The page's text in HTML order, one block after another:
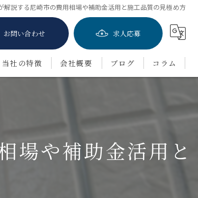
解説する尼崎市の費用相場や補助金活用と施工品質の見極め方
お問い合わせ 求人応募
当社の特徴
茨木市の外壁塗装
会社概要 ブログ コラム
場や補助金活用と